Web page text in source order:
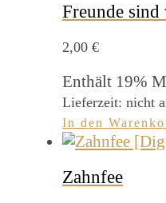
Freunde
2,00 €
Enthält 19%
Lieferzeit: nicht
In den
Zahnfee